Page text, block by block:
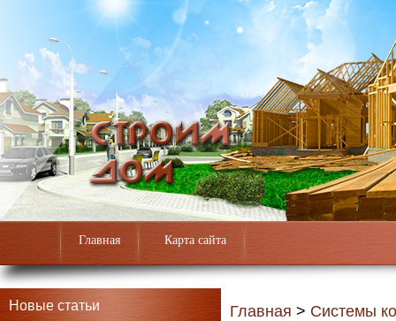
Главная Карта сайта
Новые статьи Главная > Системы